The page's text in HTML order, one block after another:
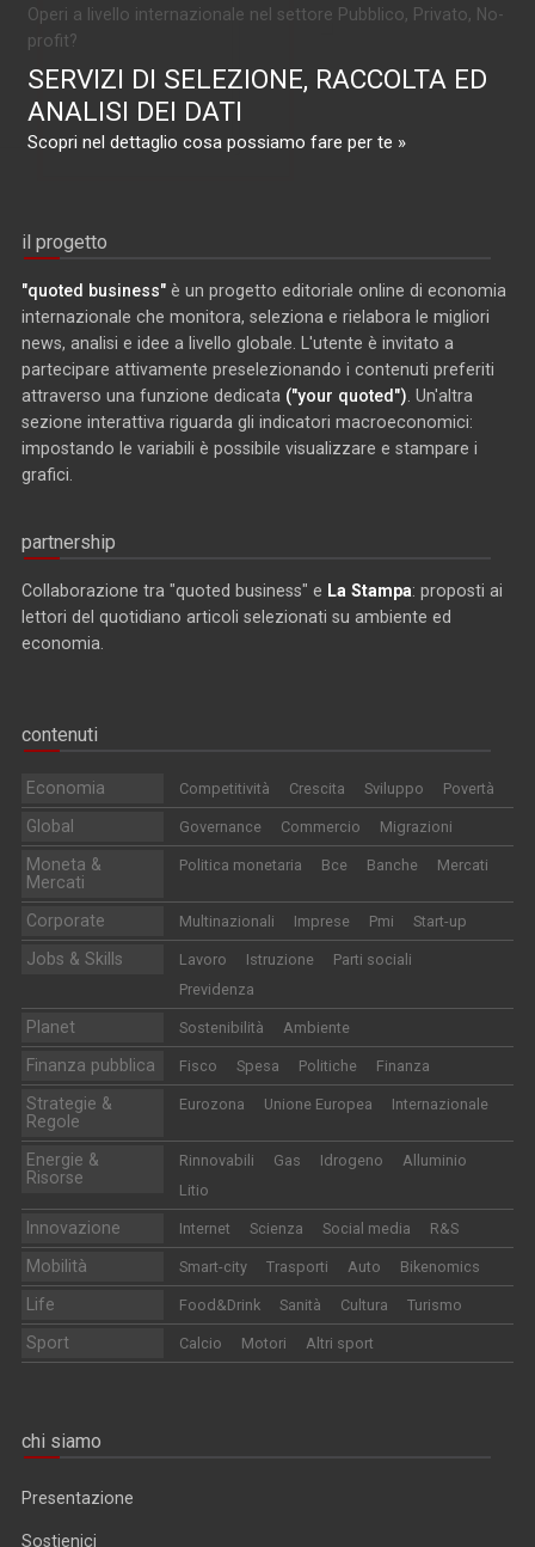
Operi a livello internazionale nel settore Pubblico, Privato, No-
profit?
SERVIZI DI SELEZIONE, RACCOLTA ED
ANALISI DEI DATI
Scopri nel dettaglio cosa possiamo fare per te »
il progetto
"quoted business" è un progetto editoriale online di economia
internazionale che monitora, seleziona e rielabora le migliori
news, analisi e idee a livello globale. L'utente è invitato a
partecipare attivamente preselezionando i contenuti preferiti
attraverso una funzione dedicata ("your quoted") . Un'altra
sezione interattiva riguarda gli indicatori macroeconomici:
impostando le variabili è possibile visualizzare e stampare i
grafici.
partnership
Collaborazione tra "quoted business" e La Stampa: proposti ai
lettori del quotidiano articoli selezionati su ambiente ed
economia.
contenuti
Economia Competitività Crescita Sviluppo Povertà
Global Governance Commercio Migrazioni
Moneta &
Mercati
Politica monetaria Bce Banche Mercati
Corporate Multinazionali Imprese Pmi Start-up
Jobs & Skills Lavoro Istruzione
Parti sociali
Previdenza
Planet Sostenibilità Ambiente
Finanza pubblica Fisco Spesa Politiche Finanza
Strategie &
Regole
Eurozona Unione Europea Internazionale
Energie &
Risorse
Rinnovabili Gas Idrogeno
Alluminio
Litio
Innovazione Internet Scienza Social media R&S
Mobilità Smart-city Trasporti Auto Bikenomics
Life Food&Drink Sanità Cultura Turismo
Sport Calcio Motori Altri sport
chi siamo
Presentazione
Sostienici